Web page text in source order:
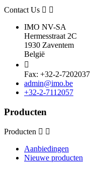
Contact Us
IMO NV-SA
Hermesstraat 2C
1930 Zaventem
België

Fax: +32-2-7202037
admin@imo.be
+32-2-7112057
Producten
Producten
Aanbiedingen
Nieuwe producten